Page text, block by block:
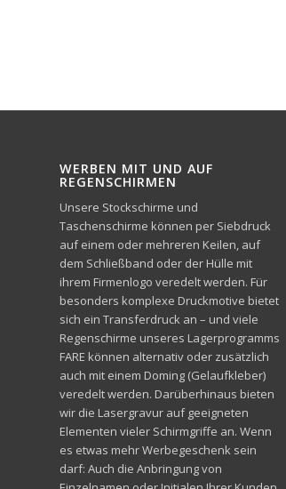
WERBEN MIT UND AUF
REGENSCHIRMEN
Unsere Stockschirme und
Taschenschirme können per Siebdruck
auf einem oder mehreren Keilen, auf
dem Schließband oder der Hülle mit
ihrem Firmenlogo veredelt werden. Für
besonders komplexe Druckmotive bietet
sich ein Transferdruck an – und viele
Regenschirme unseres Lagerprogramms
FARE können alternativ oder zusätzlich
auch mit einem Doming (Gelaufkleber)
veredelt werden. Darüberhinaus bieten
wir die Lasergravur auf geeigneten
Elementen vieler Schirmgriffe an. Wenn
es etwas mehr Werbegeschenk sein
darf: Auch die Anbringung von